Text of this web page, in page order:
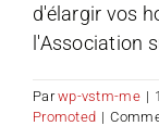
d'élargir vos
l'Association
Parwp-vstm-me |
Promoted |